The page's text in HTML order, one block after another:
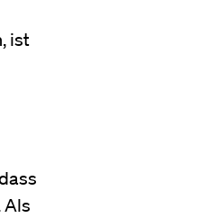
ist
Als